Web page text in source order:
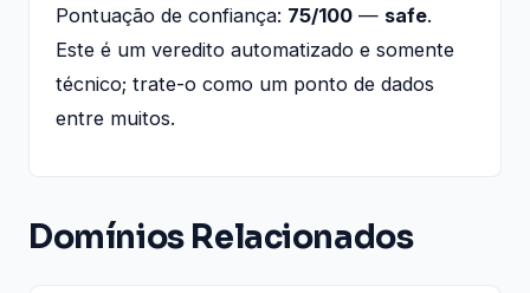
Pontuação de confiança: 75/100 — safe.
Este é um veredito automatizado e somente
técnico; trate-o como um ponto de dados
entre muitos.
Domínios Relacionados